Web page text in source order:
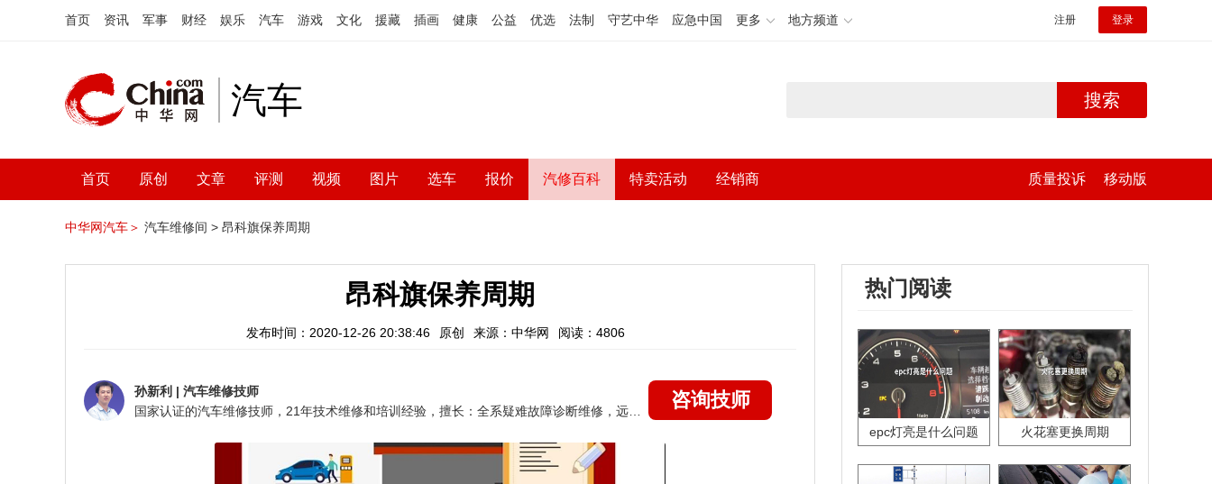
首页 资讯 军事 财经 娱乐 汽车 游戏 文化 援藏 插画 健康 公益 优选 法制 守艺中华 应急中国 更多 地方频道 注册 登录
汽车 搜索
首页 原创 文章 评测 视频 图片 选车 报价 汽修百科 特卖活动 经销商 质量投诉 移动版
中华网汽车＞ 汽车维修间 > 昂科旗保养周期
昂科旗保养周期
发布时间：2020-12-26 20:38:46 原创 来源：中华网 阅读：4806
孙新利 | 汽车维修技师
咨询技师
热门阅读
epc灯亮是什么问题 火花塞更换周期